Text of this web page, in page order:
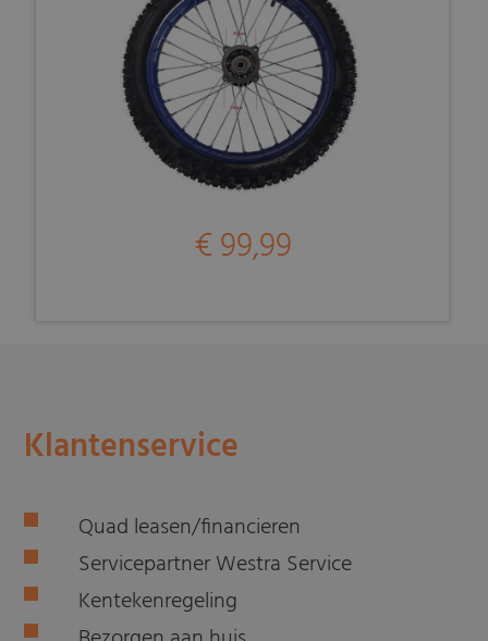
€ 99,99
Klantenservice
Quad leasen/financieren
Servicepartner Westra Service
Kentekenregeling